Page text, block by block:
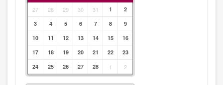
27 28 29 30 31 1
2
3
4 5 6 7 8
9
10
11 12 13 14 15
16
17
18 19 20 21 22
23
24
25 26 27 28 1 2